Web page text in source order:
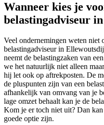
Wanneer kies je
belastingadviseur
Veel ondernemingen weten niet
belastingadviseur in
neemt de belastingzaken van
we het natuurlijk niet alleen
hij let ook op aftrekposten. De
de pluspunten zijn van een
afhankelijk van omvang van je
lage omzet behaalt kan je de
Kom je er toch niet uit? Dan
goede optie zijn.